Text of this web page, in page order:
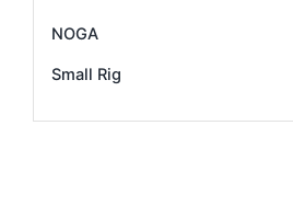
NOGA
Small Rig